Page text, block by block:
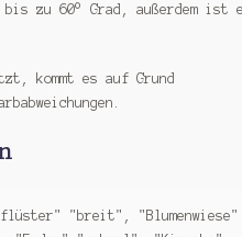
bis zu 60° Grad, außerdem ist
kommt es auf Grund
"breit", "Blumenwiese"